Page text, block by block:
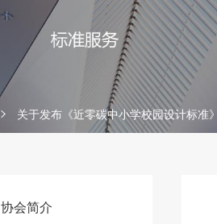
关于发布《近零碳中小学校园设计标准
协会简介